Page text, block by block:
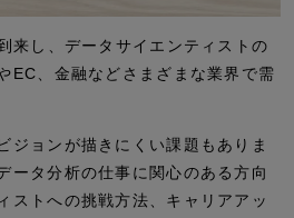
来し、データサイエンティストの
EC、金融などさまざまな業界で需
ジョンが描きにくい課題もありま
ータ分析の仕事に関心のある方向
ストへの挑戦方法、キャリアアッ